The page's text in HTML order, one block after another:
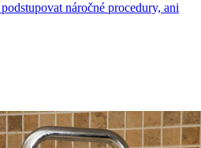
náročné procedury, ani